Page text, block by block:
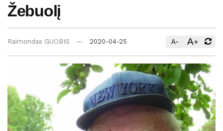
Žebuolį
Raimondas GUOBIS 2020-04-25 A- A+